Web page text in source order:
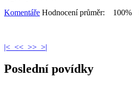
Komentáře Hodnocení průměr: 100%
|< << >> >|
Poslední povídky